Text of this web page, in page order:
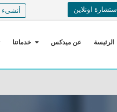
استشارة اونلاين
الرئيسة عن ميدكس خدماتنا